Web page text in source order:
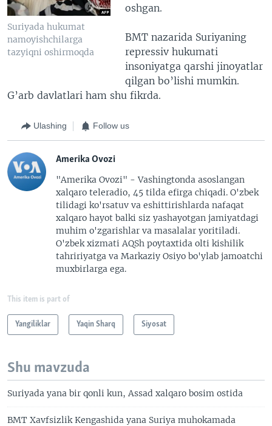
Suriyada hukumat
namoyishchilarga
tazyiqni oshirmoqda
oshgan.
BMT nazarida Suriyaning
repressiv hukumati
insoniyatga qarshi jinoyatlar
qilgan bo’lishi mumkin.
G’arb davlatlari ham shu fikrda.
Ulashing Follow us
Amerika Ovozi
"Amerika Ovozi" - Vashingtonda asoslangan
xalqaro teleradio, 45 tilda efirga chiqadi. O'zbek
tilidagi ko'rsatuv va eshittirishlarda nafaqat
xalqaro hayot balki siz yashayotgan jamiyatdagi
muhim o'zgarishlar va masalalar yoritiladi.
O'zbek xizmati AQSh poytaxtida olti kishilik
tahririyatga va Markaziy Osiyo bo'ylab jamoatchi
muxbirlarga ega.
This item is part of
Yangiliklar Yaqin Sharq Siyosat
Shu mavzuda
Suriyada yana bir qonli kun, Assad xalqaro bosim ostida
BMT Xavfsizlik Kengashida yana Suriya muhokamada